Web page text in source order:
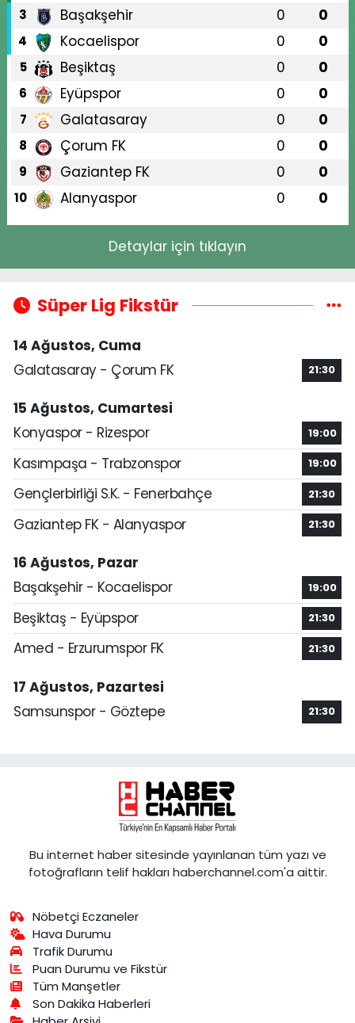
3 Başakşehir 0 0
4 Kocaelispor 0 0
5 Beşiktaş 0 0
6 Eyüpspor 0 0
7 Galatasaray 0 0
8 Çorum FK 0 0
9 Gaziantep FK 0 0
10 Alanyaspor 0 0
Detaylar için tıklayın
Süper Lig Fikstür
14 Ağustos, Cuma
Galatasaray - Çorum FK
21:30
15 Ağustos, Cumartesi
Konyaspor - Rizespor
19:00
Kasımpaşa - Trabzonspor 19:00
Gençlerbirliği S.K. - Fenerbahçe 21:30
Gaziantep FK - Alanyaspor 21:30
16 Ağustos, Pazar
Başakşehir - Kocaelispor
19:00
Beşiktaş - Eyüpspor 21:30
Amed - Erzurumspor FK 21:30
17 Ağustos, Pazartesi
Samsunspor - Göztepe
21:30
Bu internet haber sitesinde yayınlanan tüm yazı ve
fotoğrafların telif hakları haberchannel.com'a aittir.
Nöbetçi Eczaneler
Hava Durumu
Trafik Durumu
Puan Durumu ve Fikstür
Tüm Manşetler
Son Dakika Haberleri